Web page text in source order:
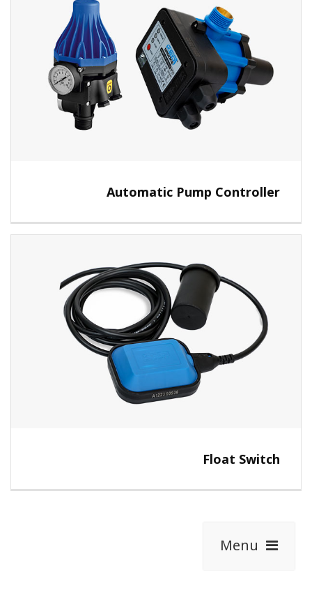
Menu
View
Automatic Pump Controller
View
Float Switch